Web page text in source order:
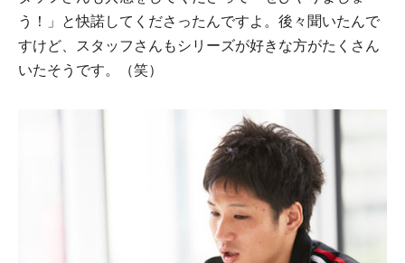
う！」と快諾してくださったんですよ。後々聞いたんで
すけど、スタッフさんもシリーズが好きな方がたくさん
いたそうです。（笑）